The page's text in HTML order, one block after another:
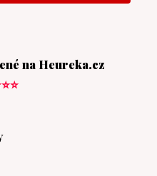
na Heureka.cz